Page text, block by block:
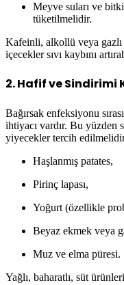
Meyve suları ve
tüketilmelidir.
Kafeinli, alkollü veya gazlı
içecekler sıvı kaybını
2.Hafif ve Sindirimi
Bağırsak enfeksiyonu
ihtiyacı vardır. Bu yüzden
yiyecekler tercih
Haşlanmış patates,
Pirinç lapası,
Yoğurt (özellikle
Beyaz ekmek veya
Muz ve elma püresi.
Yağlı, baharatlı, süt